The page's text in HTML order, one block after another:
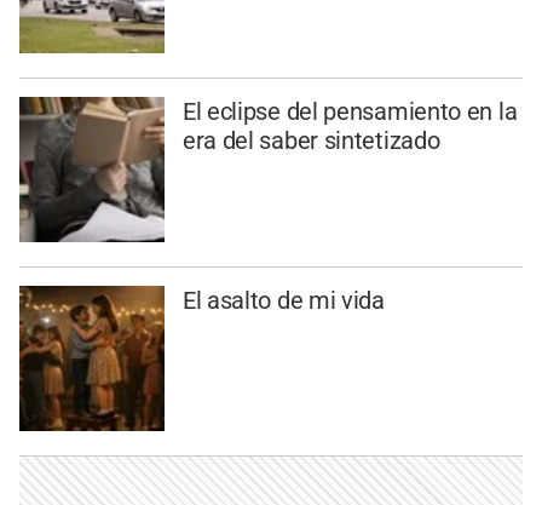
El eclipse del pensamiento en la
era del saber sintetizado
El asalto de mi vida